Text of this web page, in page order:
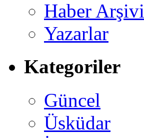
Haber Arşivi
Yazarlar
Kategoriler
Güncel
Üsküdar